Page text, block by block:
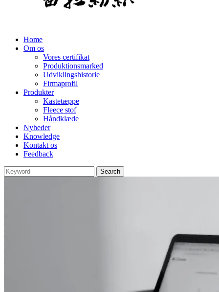
Home
Om os
Vores certifikat
Produktionsmarked
Udviklingshistorie
Firmaprofil
Produkter
Kastetæppe
Fleece stof
Håndklæde
Nyheder
Knowledge
Kontakt os
Feedback